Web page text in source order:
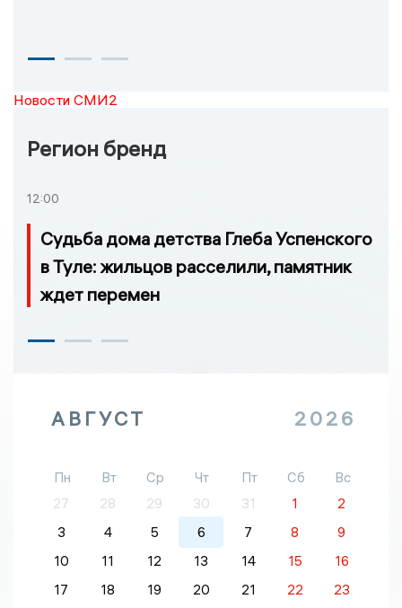
Новости СМИ2
Регион бренд
12:00
Судьба дома детства Глеба Успенского
в Туле: жильцов расселили, памятник
ждет перемен
АВГУСТ 2026
Пн Вт Ср Чт Пт Сб
Вс
27
28 29 30 31 1
2
3
4 5 6 7 8
9
10
11 12 13 14 15
16
17
18 19 20 21 22
23